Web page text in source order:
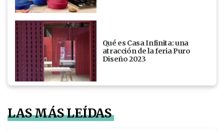
Qué es Casa Infinita: una
atracción de la feria Puro
Diseño 2023
LAS MÁS LEÍDAS